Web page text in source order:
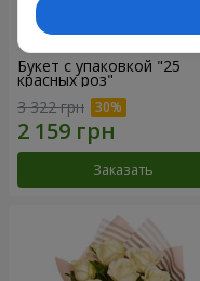
Букет с упаковкой "25
красных роз"
3 322 грн
Заказать